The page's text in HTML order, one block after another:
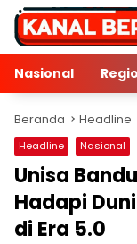
Langsung
konten
Nasional
Beranda Headline
Headline Nasional
Unisa
Hadapi
di Era 5.0